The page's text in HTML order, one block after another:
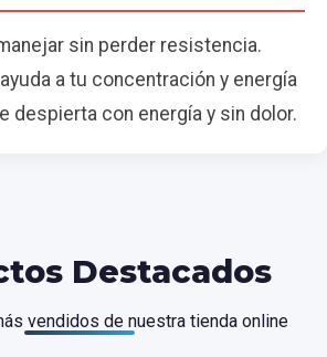
sin perder resistencia.
a tu concentración y energía
despierta con energía y sin dolor.
Destacados
vendidos de nuestra tienda online